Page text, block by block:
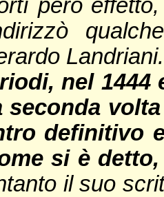
però
Landriani.
nel 1444
seconda
definitivo
si è
il suo